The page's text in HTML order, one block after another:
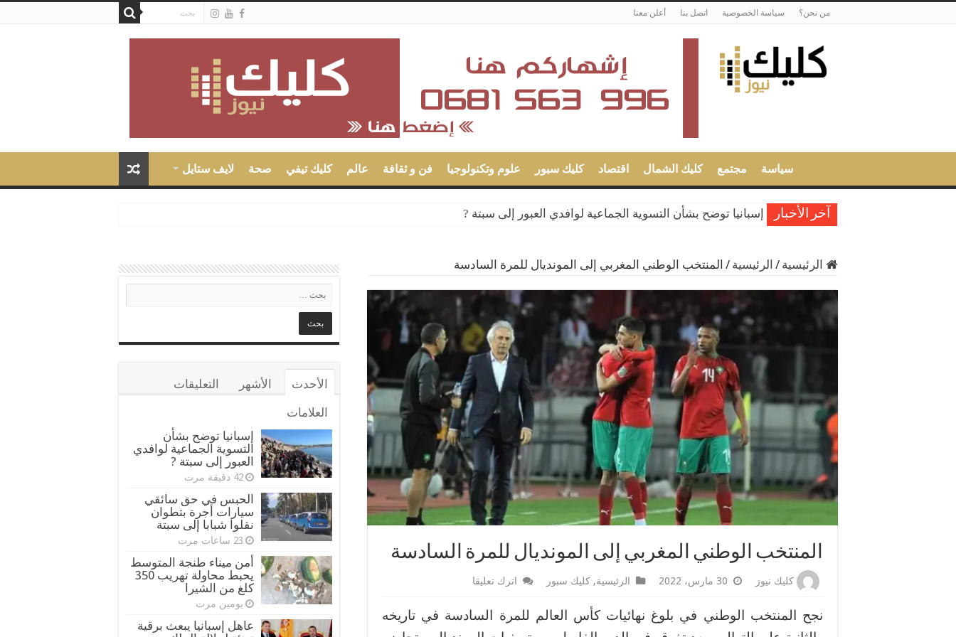
من نحن؟ سياسة الخصوصية اتصل بنا أعلن معنا
سياسة مجتمع كليك الشمال اقتصاد كليك سبور علوم وتكنولوجيا فن و ثقافة عالم كليك تيفي صحة لايف ستايل
آخر الأخبار إسبانيا توضح بشأن التسوية الجماعية لوافدي العبور إلى سبتة ?
الرئيسية / الرئيسية / المنتخب الوطني المغربي إلى المونديال للمرة السادسة
المنتخب الوطني المغربي إلى المونديال للمرة السادسة
كليك نيوز 30 مارس، 2022 الرئيسية, كليك سبور اترك تعليقا
نجح المنتخب الوطني في بلوغ نهائيات كأس العالم للمرة السادسة في تاريخه
الأحدث الأشهر
التعليقات
العلامات
إسبانيا توضح بشأن
التسوية الجماعية لوافدي
العبور إلى سبتة ?
42 دقيقة مرت
الحبس في حق سائقي
سيارات أجرة بتطوان
نقلوا شبابا إلى سبتة
23 ساعات مرت
أمن ميناء طنجة المتوسط
يحبط محاولة تهريب 350
كلغ من الشيرا
يومين مرت
عاهل إسبانيا يبعث برقية